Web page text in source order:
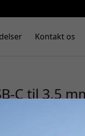
Kontakt os
C til 3,5
til